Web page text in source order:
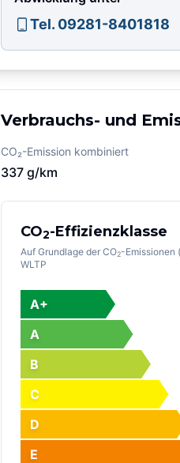
Tel. 09281-8401818
Verbrauchs- und
CO₂-Emission kombiniert
337 g/km
CO2-Effizienzklasse
Auf Grundlage der CO2-Emissionen
WLTP
A+
A
B
C
D
E